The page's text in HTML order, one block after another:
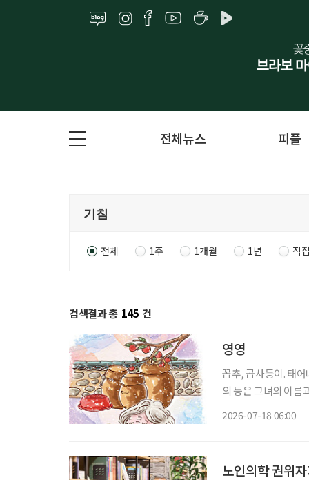
전체뉴스 피플
전체 1주 1개월 1년 직
검색결과 총 145 건
영영
꼽추, 곱사등이. 태어나 처음으로
의 등은 그녀의 이름
2026-07-18 06:00
노인의학 권위